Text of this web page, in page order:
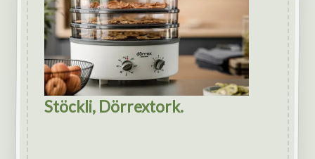
Stöckli, Dörrextork.